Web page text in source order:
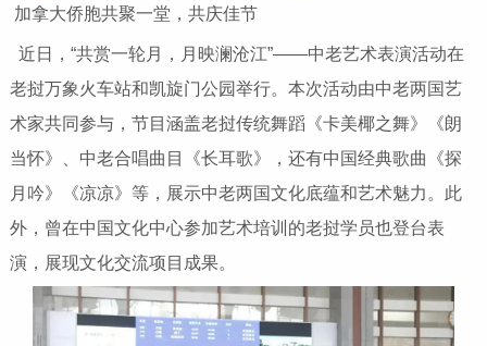
加拿大侨胞共聚一堂，共庆佳节
近日，“共赏一轮月，月映澜沧江”——中老艺术表演活动在
老挝万象火车站和凯旋门公园举行。本次活动由中老两国艺
术家共同参与，节目涵盖老挝传统舞蹈《卡美椰之舞》《朗
当怀》、中老合唱曲目《长耳歌》，还有中国经典歌曲《探
月吟》《凉凉》等，展示中老两国文化底蕴和艺术魅力。此
外，曾在中国文化中心参加艺术培训的老挝学员也登台表
演，展现文化交流项目成果。